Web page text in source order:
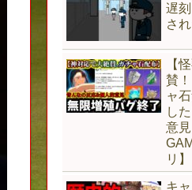
遅
さ
【
賛
ャ
し
意
リ】
キ